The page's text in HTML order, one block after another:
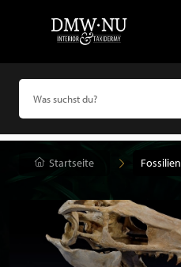
Startseite Fossilien